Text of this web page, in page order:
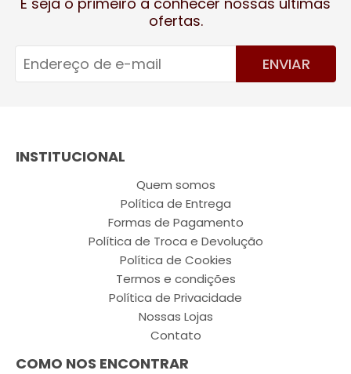
ofertas.
ENVIAR
INSTITUCIONAL
Quem somos
Política de Entrega
Formas de Pagamento
Política de Troca e Devolução
Política de Cookies
Termos e condições
Política de Privacidade
Nossas Lojas
Contato
COMO NOS ENCONTRAR